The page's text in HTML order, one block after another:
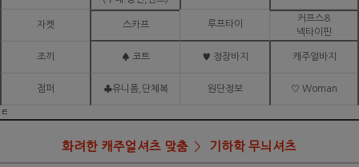
자켓 스카프 루프타이
커프스&
넥타이핀
조끼 ♠ 코트 ♥ 정장바지 캐주얼바지
점퍼 ♣유니폼,단체복 원단정보 ♡ Woman
ㅌ
화려한 캐주얼셔츠 맞춤 기하학 무늬셔츠